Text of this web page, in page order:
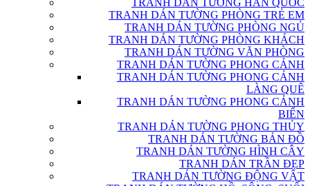
TRANH DÁN TƯỜNG HÀN QUỐC
TRANH DÁN TƯỜNG PHÒNG TRẺ EM
TRANH DÁN TƯỜNG PHÒNG NGỦ
TRANH DÁN TƯỜNG PHÒNG KHÁCH
TRANH DÁN TƯỜNG VĂN PHÒNG
TRANH DÁN TƯỜNG PHONG CẢNH
TRANH DÁN TƯỜNG PHONG CẢNH
LÀNG QUÊ
TRANH DÁN TƯỜNG PHONG CẢNH
BIỂN
TRANH DÁN TƯỜNG PHONG THỦY
TRANH DÁN TƯỜNG BẢN ĐỒ
TRANH DÁN TƯỜNG HÌNH CÂY
TRANH DÁN TRẦN ĐẸP
TRANH DÁN TƯỜNG ĐỘNG VẬT